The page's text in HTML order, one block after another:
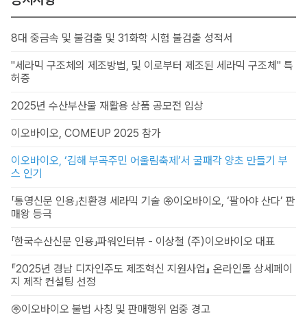
8대 중금속 및 불검출 및 31화학 시험 불검출 성적서
"세라믹 구조체의 제조방법, 및 이로부터 제조된 세라믹 구조체" 특
허증
2025년 수산부산물 재활용 상품 공모전 입상
이오바이오, COMEUP 2025 참가
이오바이오, ‘김해 부곡주민 어울림축제’서 굴패각 양초 만들기 부
스 인기
「통영신문 인용」친환경 세라믹 기술 ㈜이오바이오, ‘팔아야 산다’ 판
매왕 등극
「한국수산신문 인용」파워인터뷰 - 이상철 (주)이오바이오 대표
『2025년 경남 디자인주도 제조혁신 지원사업』 온라인몰 상세페이
지 제작 컨설팅 선정
㈜이오바이오 불법 사칭 및 판매행위 엄중 경고